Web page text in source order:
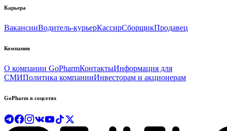
Карьера
ВакансииВодитель-курьерКассирСборщикПродавец
Компания
О компании GoPharmКонтактыИнформация для
СМИПолитика компанииИнвесторам и акционерам
GoPharm в соцсетях